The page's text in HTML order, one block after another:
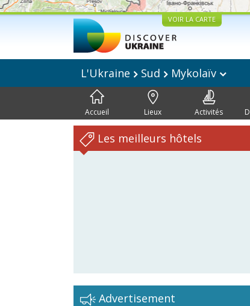
VOIR LA CARTE
L'Ukraine Sud Mykolaïv
Accueil Lieux Activités
Les meilleurs hôtels
Advertisement